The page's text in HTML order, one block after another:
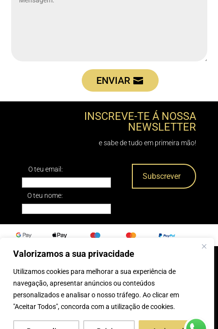
Valorizamos a sua privacidade
Utilizamos cookies para melhorar a sua experiência de
navegação, apresentar anúncios ou conteúdos
personalizados e analisar o nosso tráfego. Ao clicar em
"Aceitar Todos", concorda com a utilização de cookies.
ENVIAR
INSCREVE-TE Á NOSSA
NEWSLETTER
e sabe de tudo em primeira mão!
O teu email:
O teu nome:
® 2025, Caparica Peles